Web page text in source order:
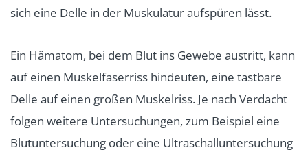
sich eine Delle in der Muskulatur aufspüren lässt.
Ein Hämatom, bei dem Blut ins Gewebe austritt, kann
auf einen Muskelfaserriss hindeuten, eine tastbare
Delle auf einen großen Muskelriss. Je nach Verdacht
folgen weitere Untersuchungen, zum Beispiel eine
Blutuntersuchung oder eine Ultraschalluntersuchung